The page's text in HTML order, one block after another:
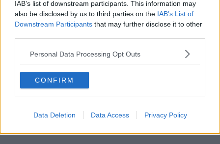
IAB’s list of downstream participants. This information may
also be disclosed by us to third parties on the IAB’s List of
Downstream Participants that may further disclose it to other
Personal Data Processing Opt Outs
CONFIRM
Data Deletion Data Access Privacy Policy